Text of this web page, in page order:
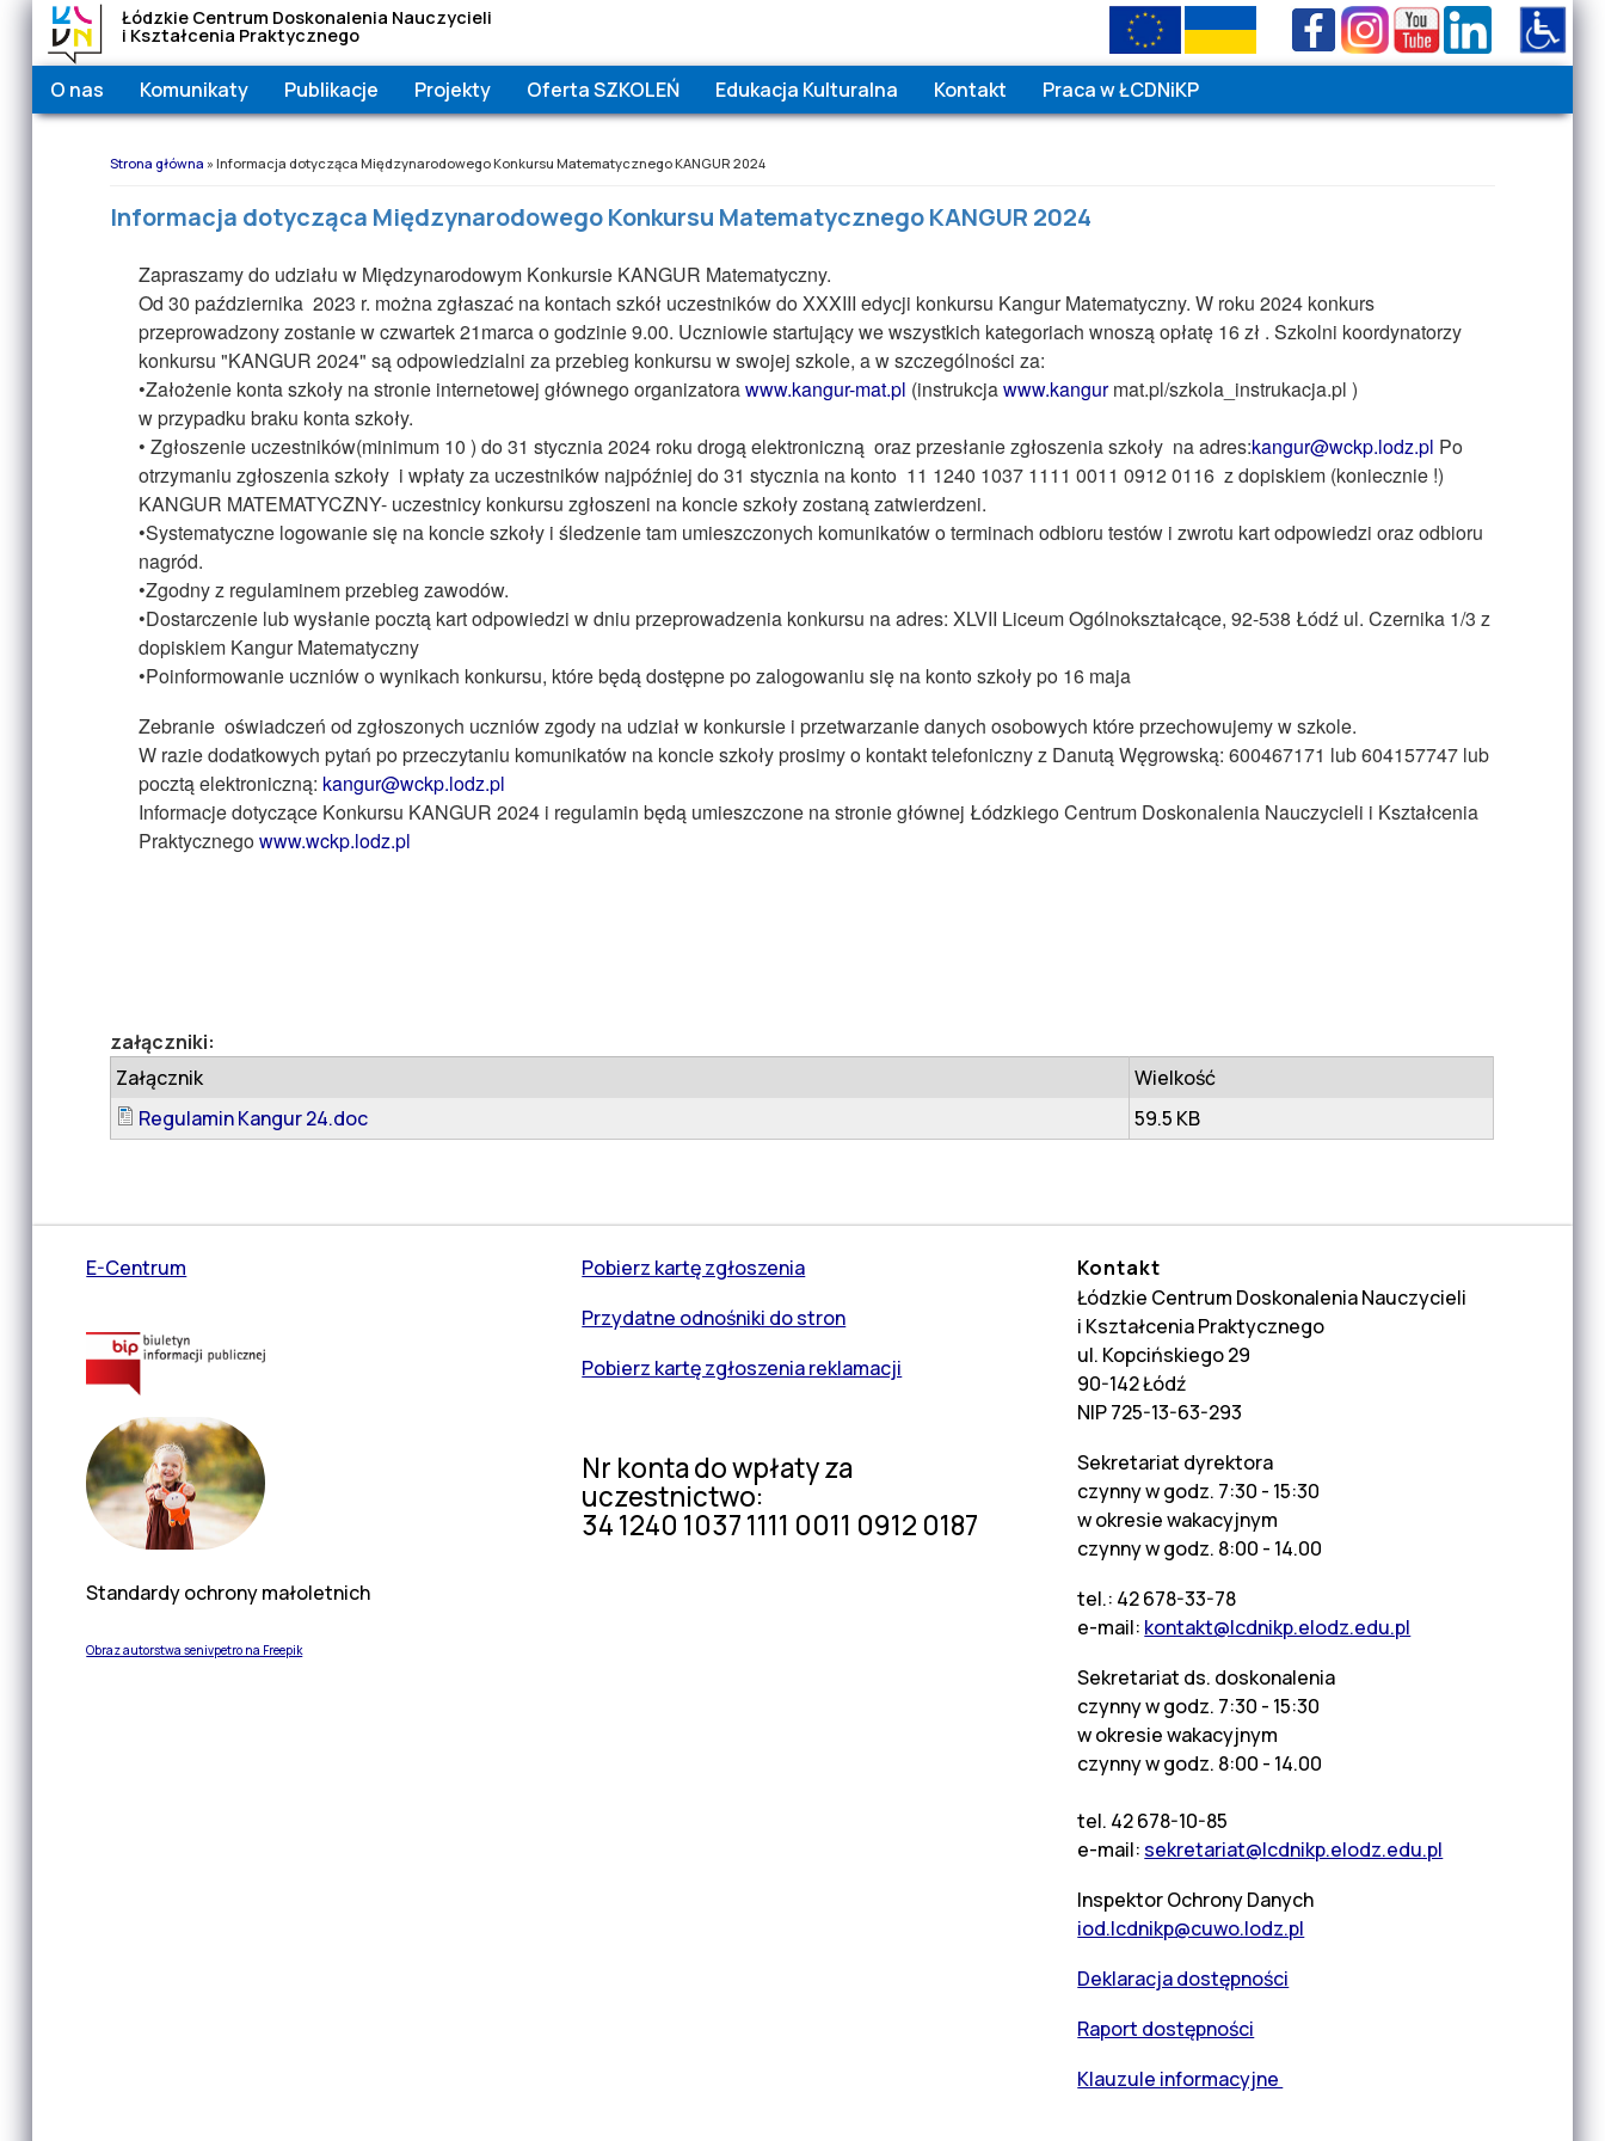
Łódzkie Centrum Doskonalenia Nauczycieli
i Kształcenia Praktycznego
Wielkość czcionki Kontrast
O nas Komunikaty Publikacje Projekty Oferta SZKOLEŃ Edukacja Kulturalna Kontakt Praca w ŁCDNiKP
Jesteś tutaj
Strona główna » Informacja dotycząca Międzynarodowego Konkursu Matematycznego KANGUR 2024
Informacja dotycząca Międzynarodowego Konkursu Matematycznego KANGUR 2024
Zapraszamy do udziału w Międzynarodowym Konkursie KANGUR Matematyczny.
Od 30 października 2023 r. można zgłaszać na kontach szkół uczestników do XXXIII edycji konkursu Kangur Matematyczny. W roku 2024 konkurs
przeprowadzony zostanie w czwartek 21marca o godzinie 9.00. Uczniowie startujący we wszystkich kategoriach wnoszą opłatę 16 zł . Szkolni koordynatorzy
konkursu "KANGUR 2024" są odpowiedzialni za przebieg konkursu w swojej szkole, a w szczególności za:
•Założenie konta szkoły na stronie internetowej głównego organizatorawww.kangur-mat.pl (instrukcjawww.kangurmat.pl/szkola_instrukacja.pl )
w przypadku braku konta szkoły.
• Zgłoszenie uczestników(minimum 10 ) do 31 stycznia 2024 roku drogą elektroniczną oraz przesłanie zgłoszenia szkoły na adres:kangur@wckp.lodz.pl Po
otrzymaniu zgłoszenia szkoły i wpłaty za uczestników najpóźniej do 31 stycznia na konto 11 1240 1037 1111 0011 0912 0116 z dopiskiem (koniecznie !)
KANGUR MATEMATYCZNY- uczestnicy konkursu zgłoszeni na koncie szkoły zostaną zatwierdzeni.
•Systematyczne logowanie się na koncie szkoły i śledzenie tam umieszczonych komunikatów o terminach odbioru testów i zwrotu kart odpowiedzi oraz odbioru
nagród.
•Zgodny z regulaminem przebieg zawodów.
•Dostarczenie lub wysłanie pocztą kart odpowiedzi w dniu przeprowadzenia konkursu na adres: XLVII Liceum Ogólnokształcące, 92-538 Łódź ul. Czernika 1/3 z
dopiskiem Kangur Matematyczny
•Poinformowanie uczniów o wynikach konkursu, które będą dostępne po zalogowaniu się na konto szkoły po 16 maja
Zebranie oświadczeń od zgłoszonych uczniów zgody na udział w konkursie i przetwarzanie danych osobowych które przechowujemy w szkole.
W razie dodatkowych pytań po przeczytaniu komunikatów na koncie szkoły prosimy o kontakt telefoniczny z Danutą Węgrowską: 600467171 lub 604157747 lub
pocztą elektroniczną: kangur@wckp.lodz.pl
Informacje dotyczące Konkursu KANGUR 2024 i regulamin będą umieszczone na stronie głównej Łódzkiego Centrum Doskonalenia Nauczycieli i Kształcenia
Praktycznegowww.wckp.lodz.pl
załączniki:
Załącznik
Wielkość
Regulamin Kangur 24.doc
59.5 KB
E-Centrum
Standardy ochrony małoletnich
Obraz autorstwa senivpetro na Freepik
Pobierz kartę zgłoszenia
Przydatne odnośniki do stron
Pobierz kartę zgłoszenia reklamacji
Nr konta do wpłaty za
uczestnictwo:
34 1240 1037 1111 0011 0912 0187
Kontakt
Łódzkie Centrum Doskonalenia Nauczycieli
i Kształcenia Praktycznego
ul. Kopcińskiego 29
90-142 Łódź
NIP 725-13-63-293
Sekretariat dyrektora
czynny w godz. 7:30 - 15:30
w okresie wakacyjnym
czynny w godz. 8:00 - 14.00
tel.: 42 678-33-78
e-mail: kontakt@lcdnikp.elodz.edu.pl
Sekretariat ds. doskonalenia
czynny w godz. 7:30 - 15:30
w okresie wakacyjnym
czynny w godz. 8:00 - 14.00
tel. 42 678-10-85
e-mail:sekretariat@lcdnikp.elodz.edu.pl
Inspektor Ochrony Danych
iod.lcdnikp@cuwo.lodz.pl
Deklaracja dostępności
Raport dostępności
Klauzule informacyjne